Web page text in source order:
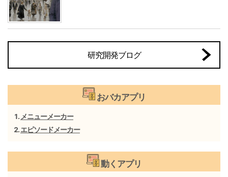
研究開発ブログ
おバカアプリ
メニューメーカー
エピソードメーカー
動くアプリ